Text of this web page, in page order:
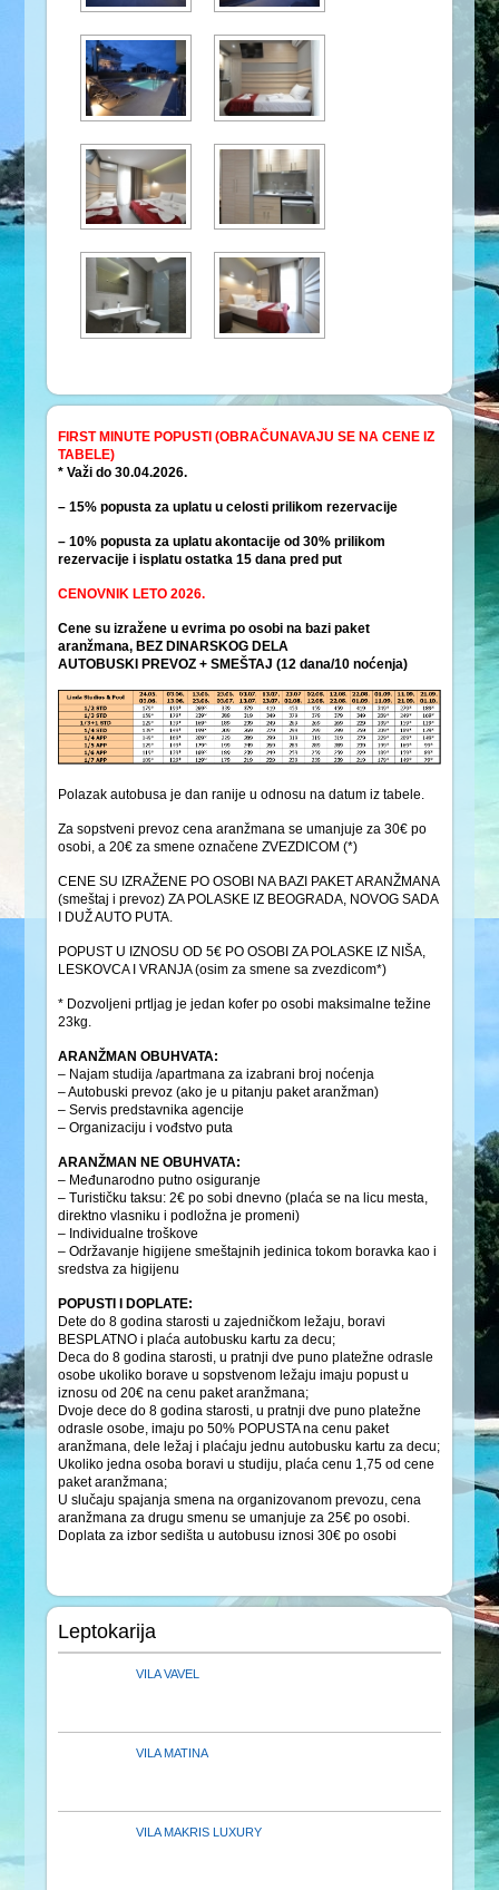
FIRST MINUTE POPUSTI (OBRAČUNAVAJU SE NA CENE IZ
TABELE)
* Važi do 30.04.2026.
– 15% popusta za uplatu u celosti prilikom rezervacije
– 10% popusta za uplatu akontacije od 30% prilikom
rezervacije i isplatu ostatka 15 dana pred put
CENOVNIK LETO 2026.
Cene su izražene u evrima po osobi na bazi paket
aranžmana, BEZ DINARSKOG DELA
AUTOBUSKI PREVOZ + SMEŠTAJ (12 dana/10 noćenja)
Polazak autobusa je dan ranije u odnosu na datum iz tabele.
Za sopstveni prevoz cena aranžmana se umanjuje za 30€ po
osobi, a 20€ za smene označene ZVEZDICOM (*)
CENE SU IZRAŽENE PO OSOBI NA BAZI PAKET ARANŽMANA
(smeštaj i prevoz) ZA POLASKE IZ BEOGRADA, NOVOG SADA
I DUŽ AUTO PUTA.
POPUST U IZNOSU OD 5€ PO OSOBI ZA POLASKE IZ NIŠA,
LESKOVCA I VRANJA (osim za smene sa zvezdicom*)
* Dozvoljeni prtljag je jedan kofer po osobi maksimalne težine
23kg.
ARANŽMAN OBUHVATA:
– Najam studija /apartmana za izabrani broj noćenja
– Autobuski prevoz (ako je u pitanju paket aranžman)
– Servis predstavnika agencije
– Organizaciju i vođstvo puta
ARANŽMAN NE OBUHVATA:
– Međunarodno putno osiguranje
– Turističku taksu: 2€ po sobi dnevno (plaća se na licu mesta,
direktno vlasniku i podložna je promeni)
– Individualne troškove
– Održavanje higijene smeštajnih jedinica tokom boravka kao i
sredstva za higijenu
POPUSTI I DOPLATE:
Dete do 8 godina starosti u zajedničkom ležaju, boravi
BESPLATNO i plaća autobusku kartu za decu;
Deca do 8 godina starosti, u pratnji dve puno platežne odrasle
osobe ukoliko borave u sopstvenom ležaju imaju popust u
iznosu od 20€ na cenu paket aranžmana;
Dvoje dece do 8 godina starosti, u pratnji dve puno platežne
odrasle osobe, imaju po 50% POPUSTA na cenu paket
aranžmana, dele ležaj i plaćaju jednu autobusku kartu za decu;
Ukoliko jedna osoba boravi u studiju, plaća cenu 1,75 od cene
paket aranžmana;
U slučaju spajanja smena na organizovanom prevozu, cena
aranžmana za drugu smenu se umanjuje za 25€ po osobi.
Doplata za izbor sedišta u autobusu iznosi 30€ po osobi
Leptokarija
VILA VAVEL
VILA MATINA
VILA MAKRIS LUXURY